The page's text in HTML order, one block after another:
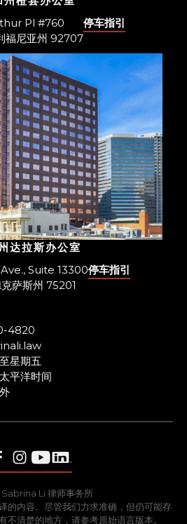
Pl #760
福尼亚州 92707
停车指引
达拉斯办公室
Suite 13300
萨斯州 75201
停车指引
4820
星期五
平洋时间
Li 律师事务所
的内容。尽管我们力求准确，但仍可能存
不清楚的地方，请参考原始语言版本。